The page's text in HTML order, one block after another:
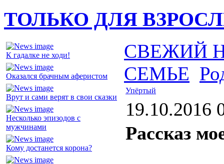
ТОЛЬКО ДЛЯ
К гадалке не ходи!
Оказался брачным аферистом
Врут и сами верят в свои сказки
Несколько эпизодов с
мужчинами
Кому достанется корона?
СВЕЖИЙ
СЕМЬЕ
Упёртый
19.10.2016
Рассказ